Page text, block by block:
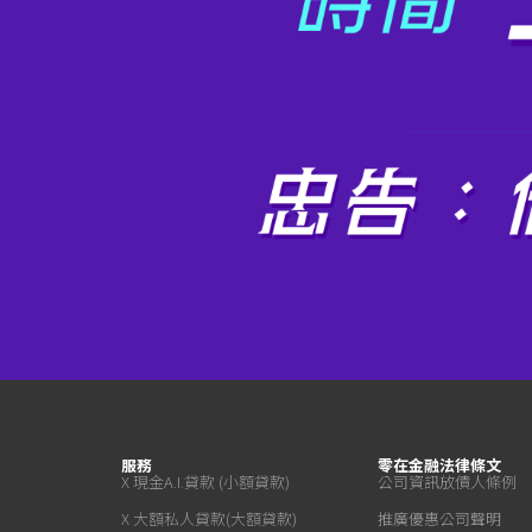
服務
X 現金A.I.貸款 (小額貸款)
X 大額私人貸款(大額貸款)
零在金融
公司資訊
推廣優惠
法律條文
放債人條例
公司聲明